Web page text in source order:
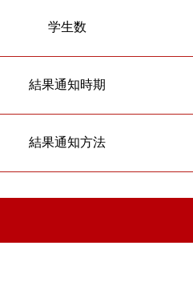
学生数
結果通知時期
結果通知方法